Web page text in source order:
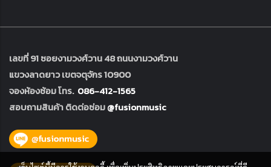
เลขที่ 91 ซอยงามวงศ์วาน 48 ถนนงามวงศ์วาน
แขวงลาดยาว เขตจตุจักร 10900
จองห้องซ้อม โทร. 086-412-1565
สอบถามสินค้า ติดต่อซ่อม@fusionmusic